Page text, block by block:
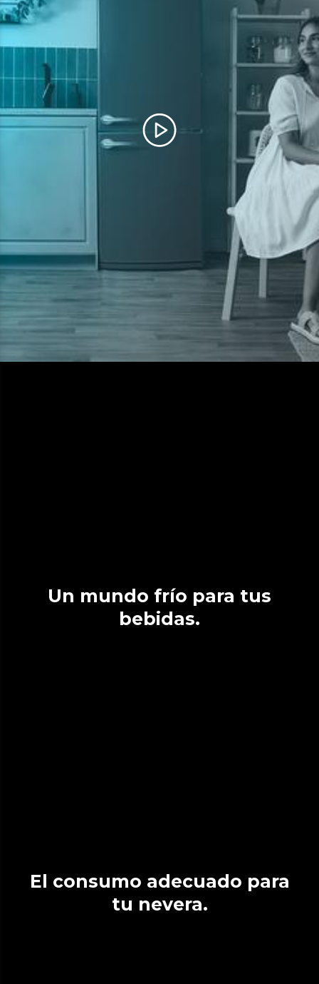
Un mundo frío para tus
bebidas.
El consumo adecuado para
tu nevera.